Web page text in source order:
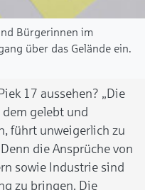
Bürgerinnen im
über das Gelände ein.
17 aussehen? „Die
gelebt und
führt unweigerlich zu
die Ansprüche von
sowie Industrie sind
zu bringen. Die